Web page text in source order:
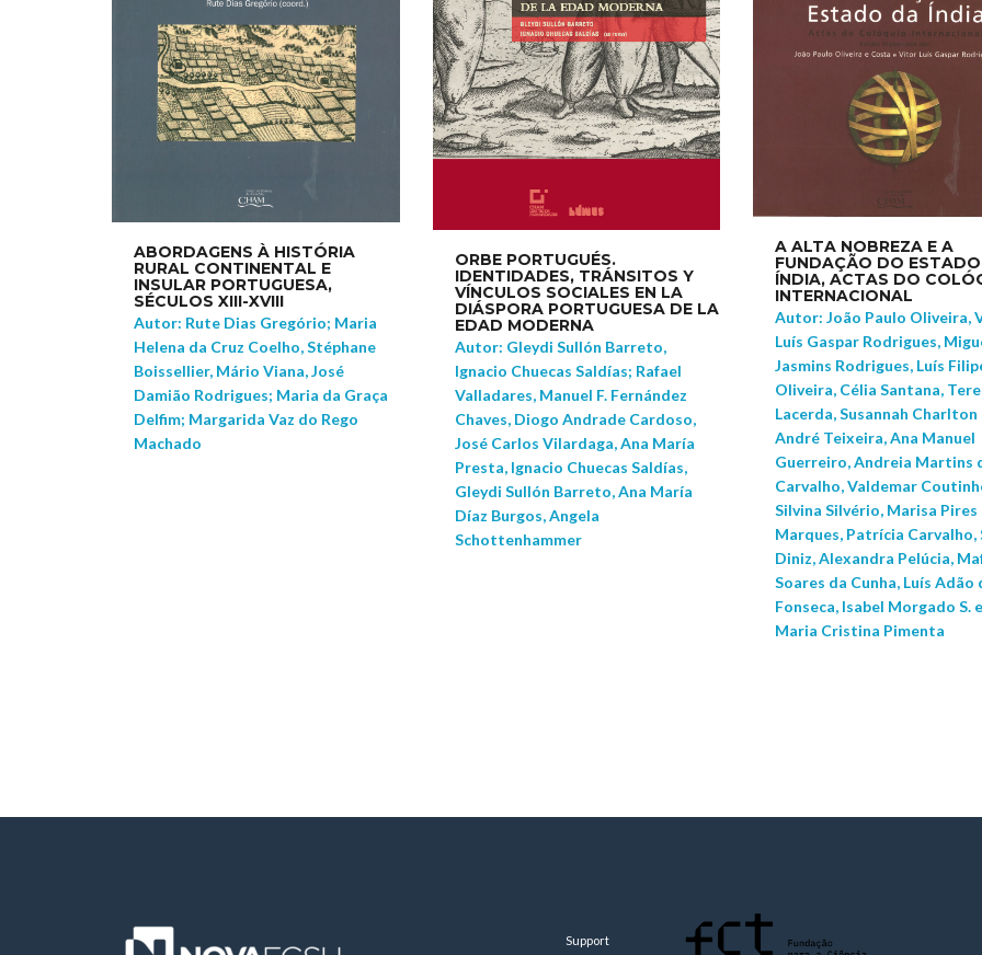
ABORDAGENS À HISTÓRIA
RURAL CONTINENTAL E
INSULAR PORTUGUESA,
SÉCULOS XIII-XVIII
Autor: Rute Dias Gregório; Maria
Helena da Cruz Coelho, Stéphane
Boissellier, Mário Viana, José
Damião Rodrigues; Maria da Graça
Delfim; Margarida Vaz do Rego
Machado
ORBE PORTUGUÉS.
IDENTIDADES, TRÁNSITOS Y
VÍNCULOS SOCIALES EN LA
DIÁSPORA PORTUGUESA DE LA
EDAD MODERNA
Autor: Gleydi Sullón Barreto,
Ignacio Chuecas Saldías; Rafael
Valladares, Manuel F. Fernández
Chaves, Diogo Andrade Cardoso,
José Carlos Vilardaga, Ana María
Presta, Ignacio Chuecas Saldías,
Gleydi Sullón Barreto, Ana María
Díaz Burgos, Angela
Schottenhammer
A ALTA NOBREZA E A
FUNDAÇÃO DO
ÍNDIA, ACTAS DO
INTERNACIONAL
Autor: João Paulo Oliveira,
Luís Gaspar Rodrigues,
Jasmins Rodrigues, Luís
Oliveira, Célia Santana,
Lacerda, Susannah Charlton
André Teixeira, Ana Manuel
Guerreiro, Andreia Martins
Carvalho, Valdemar
Silvina Silvério, Marisa Pires
Marques, Patrícia Carvalho,
Diniz, Alexandra Pelúcia,
Soares da Cunha, Luís Adão
Fonseca, Isabel Morgado S.
Maria Cristina Pimenta
Support